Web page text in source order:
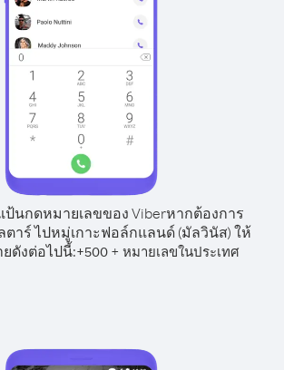
นกดหมายเลขของ Viberหากต้องการ
ตาร์ ไปหมู่เกาะฟอล์กแลนด์ (มัลวินัส) ให้
ยดังต่อไปนี้:+500 + หมายเลขในประเทศ